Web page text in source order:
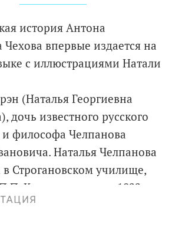
история Антона
Чехова впервые издается на
с иллюстрациями Натали
(Наталья Георгиевна
дочь известного русского
и философа Челпанова
Наталья Челпанова
в Строгановском училище,
П.П. Кончаловского, в 1922
ВХУТЕМАС, а в 1926 году